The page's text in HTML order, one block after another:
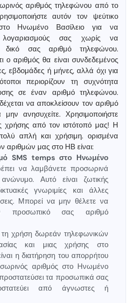
αριθμός τηλεφώνου από το
αυτόν τον ψεύτικο
Ηνωμένο Βασίλειο για να
λογαριασμούς σας χωρίς να
δικό σας αριθμό τηλεφώνου.
ο αριθμός θα είναι συνδεδεμένος
εβδομάδες ή μήνες, αλλά όχι για
περιορίζουν τη συχνότητα
σε έναν αριθμό τηλεφώνου.
να αποκλείσουν τον αριθμό
ανησυχείτε. Χρησιμοποιήστε
χρήσης από τον ιστότοπό μας! Η
απλή και χρήσιμη. ορισμένα
αριθμών μας στο ΗΒ είναι:
SMS temps στο Ηνωμένο
να λαμβάνετε προσωρινά
Αυτό είναι ζωτικής
γνωριμίες και άλλες
Μπορεί να μην θέλετε να
προσωπικό σας αριθμό
χρήση δωρεάν τηλεφωνικών
και μιας χρήσης στο
η διατήρηση του απορρήτου
αριθμός στο Ηνωμένο
τα προσωπικά σας
από άγνωστες ή